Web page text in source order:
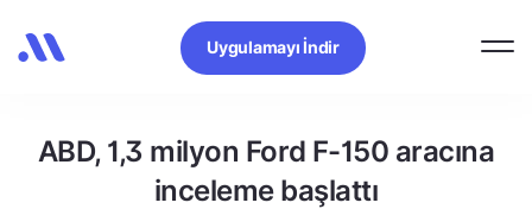
Uygulamayı İndir
ABD, 1,3 milyon Ford F-150 aracına
inceleme başlattı